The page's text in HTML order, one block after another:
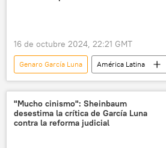
16 de octubre 2024, 22:21 GMT
Genaro García Luna
América Latina
México
EEUU seguridad
"Mucho cinismo": Sheinbaum
desestima la crítica de García Luna
contra la reforma judicial